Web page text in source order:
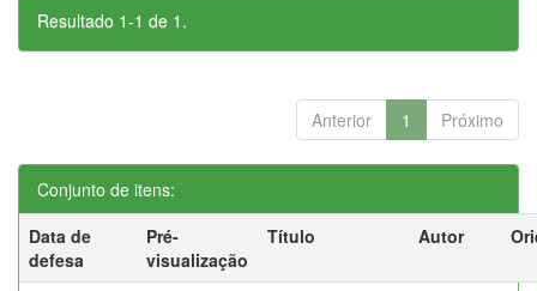
Resultado 1-1 de 1.
Anterior 1 Próximo
Conjunto de itens:
Data de
defesa
Pré-
visualização
Título Autor